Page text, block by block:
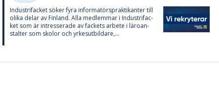
In­du­stri­fac­ket sö­ker fyra in­for­ma­tör­sprak­ti­kan­ter till
oli­ka de­lar av Fin­land. Alla med­lem­mar i In­du­stri­fac­
ket som är in­tres­se­ra­de av fac­kets ar­bete i läro­an­
stal­ter som sko­lor och yr­kes­ut­bil­da­re,...